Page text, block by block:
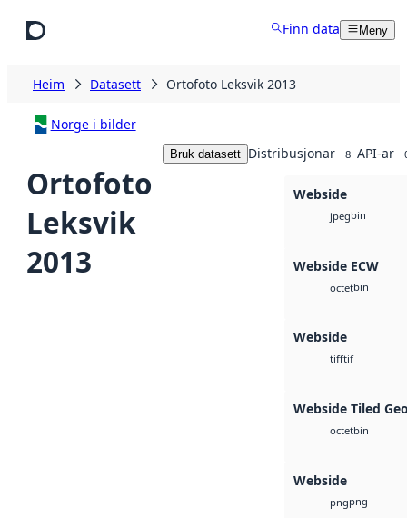
Finn data Meny
Heim Datasett Ortofoto Leksvik 2013
Norge i bilder
Ortofoto
Leksvik
2013
Bruk datasett Distribusjonar 8 API-ar
Webside
jpegbin
Webside ECW
octetbin
Webside
tifftif
Webside Tiled
octetbin
Webside
pngpng